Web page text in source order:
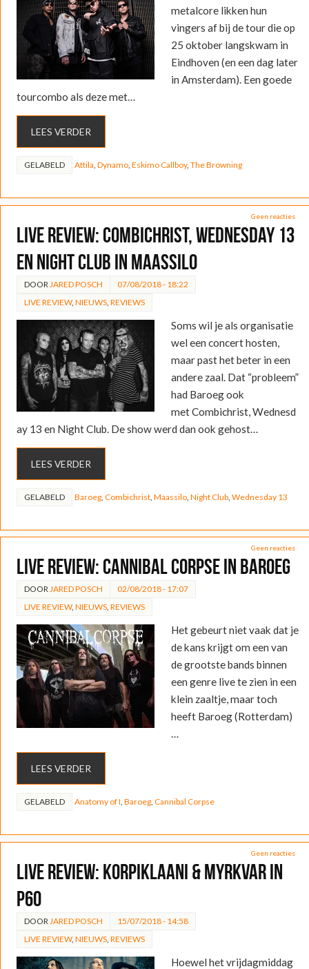
metalcore likken hun
vingers af bij de tour die op
25 oktober langskwam in
Eindhoven (en een dag later
in Amsterdam). Een goede
tourcombo als deze met…
LEES VERDER
GELABELD Attila Dynamo, Eskimo Callboy, The Browning
Geen reacties
LIVE REVIEW: Combichrist, Wednesday 13
en Night Club in Maassilo
DOOR JARED POSCH
07/08/2018 - 18:22
LIVE REVIEW, NIEUWS, REVIEWS
Soms wil je als organisatie
wel een concert hosten,
maar past het beter in een
andere zaal. Dat “probleem”
had Baroeg ook
met Combichrist, Wednesd
ay 13 en Night Club. De show werd dan ook gehost…
LEES VERDER
GELABELD Baroeg, Combichrist, Maassilo, Night Club, Wednesday 13
Geen reacties
LIVE REVIEW: Cannibal Corpse in Baroeg
DOOR JARED POSCH
02/08/2018 - 17:07
LIVE REVIEW, NIEUWS, REVIEWS
Het gebeurt niet vaak dat je
de kans krijgt om een van
de grootste bands binnen
een genre live te zien in een
klein zaaltje, maar toch
heeft Baroeg (Rotterdam)
…
LEES VERDER
GELABELD Anatomy of I Baroeg, Cannibal Corpse
Geen reacties
LIVE REVIEW: Korpiklaani & Myrkvar in
P60
DOOR JARED POSCH
15/07/2018 - 14:58
LIVE REVIEW, NIEUWS, REVIEWS
Hoewel het vrijdagmiddag